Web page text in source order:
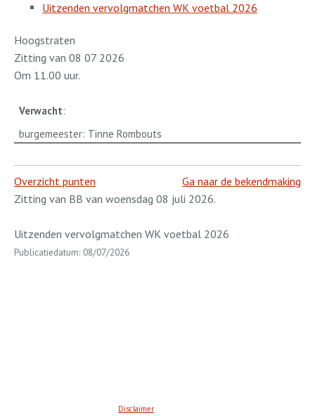
Uitzenden vervolgmatchen WK voetbal 2026
Hoogstraten
Zitting van 08 07 2026
Om 11.00 uur.
Verwacht:
burgemeester: Tinne Rombouts
Overzicht punten
Ga naar de bekendmaking
Zitting van BB van woensdag 08 juli 2026.
Uitzenden vervolgmatchen WK voetbal 2026
Publicatiedatum: 08/07/2026
Disclaimer